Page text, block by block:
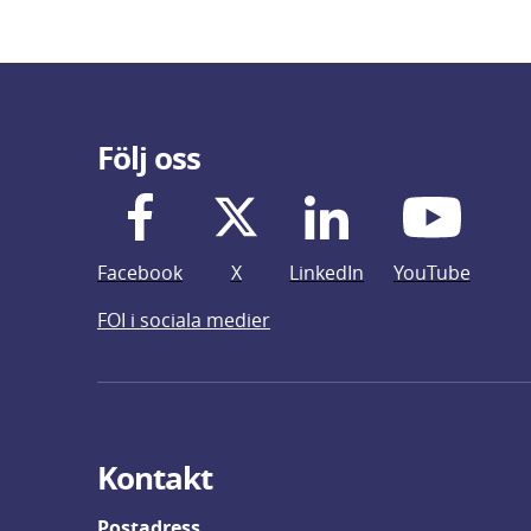
Följ oss
Facebook X LinkedIn
YouTube
FOI i sociala medier
Kontakt